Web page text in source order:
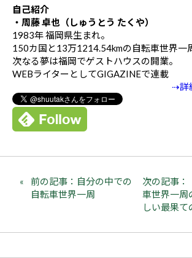
自己紹介
・周藤 卓也（しゅうとう たくや）
1983年 福岡県生まれ。
150カ国と13万1214.54kmの自転車世界一
次なる夢は福岡でゲストハウスの開業。
WEBライターとしてGIGAZINEで連載
⇢詳
前の記事：自分の中での
自転車世界一周
次の記事：
車世界一周
しい最果て